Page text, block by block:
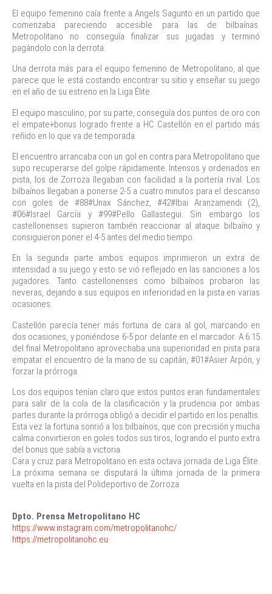
El equipo femenino caía frente a Angels Sagunto en un partido que
comenzaba pareciendo accesible para las de bilbaínas.
Metropolitano no conseguía finalizar sus jugadas y terminó
pagándolo con la derrota.
Una derrota más para el equipo femenino de Metropolitano, al que
parece que le está costando encontrar su sitio y enseñar su juego
en el año de su estreno en la Liga Élite.
El equipo masculino, por su parte, conseguía dos puntos de oro con
el empate+bonus logrado frente a HC Castellón en el partido más
reñido en lo que va de temporada.
El encuentro arrancaba con un gol en contra para Metropolitano que
supo recuperarse del golpe rápidamente. Intensos y ordenados en
pista, los de Zorroza llegaban con facilidad a la portería rival. Los
bilbaínos llegaban a ponerse 2-5 a cuatro minutos para el descanso
con goles de #88#Unax Sánchez, #42#Ibai Aranzamendi (2),
#06#Israel García y #99#Pello Gallastegui. Sin embargo los
castellonenses supieron también reaccionar al ataque bilbaíno y
consiguieron poner el 4-5 antes del medio tiempo.
En la segunda parte ambos equipos imprimieron un extra de
intensidad a su juego y esto se vió reflejado en las sanciones a los
jugadores. Tanto castellonenses como bilbaínos probaron las
neveras, dejando a sus equipos en inferioridad en la pista en varias
ocasiones.
Castellón parecía tener más fortuna de cara al gol, marcando en
dos ocasiones, y poniéndose 6-5 por delante en el marcador. A 6:15
del final Metropolitano aprovechaba una superioridad en pista para
empatar el encuentro de la mano de su capitán, #01#Asier Arpón, y
forzar la prórroga.
Los dos equipos tenían claro que estos puntos eran fundamentales
para salir de la cola de la clasificación y la prudencia por ambas
partes durante la prórroga obligó a decidir el partido en los penaltis.
Esta vez la fortuna sonrió a los bilbaínos, que con precisión y mucha
calma convirtieron en goles todos sus tiros, logrando el punto extra
del bonus que sabía a victoria.
Cara y cruz para Metropolitano en esta octava jornada de Liga Élite.
La próxima semana se disputará la última jornada de la primera
vuelta en la pista del Polideportivo de Zorroza.
Dpto. Prensa Metropolitano HC
https://www.instagram.com/metropolitanohc/
https://metropolitanohc.eu